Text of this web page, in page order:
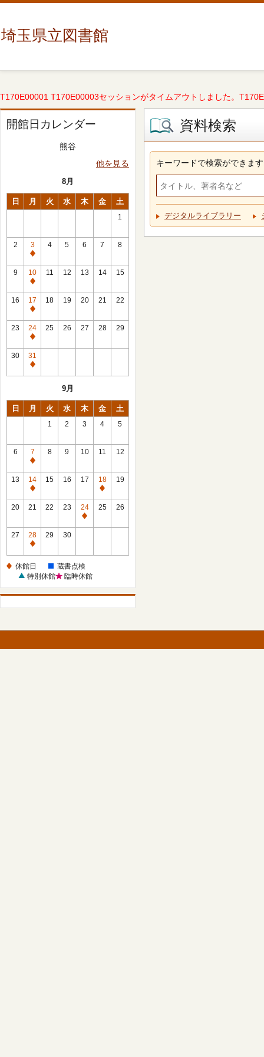
埼玉県立図書館
T170E00001 T170E00003セッションがタイムアウトしました。
開館日カレンダー
熊谷
他を見る
8月
日 月 火 水 木 金 土
1
2
3
休
館
日
4 5 6 7 8
9
10
休
館
日
11 12 13 14 15
16
17
休
館
日
18 19 20 21 22
23
24
休
館
日
25 26 27 28 29
30
31
休
9月
日 月 火 水 木 金 土
1 2 3 4 5
6
7
休
館
日
8 9 10 11 12
13
14
休
館
15 16 17
18
休
館
19
20 21 22 23
24
休
25 26
27
28
休
日
29 30
休館日
蔵書点検
特別休館
臨時休館
資料検索
キーワードで検索ができます
デジタルライブラリー